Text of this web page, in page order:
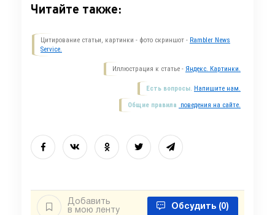
Читайте также:
Цитирование статьи, картинки - фото скриншот - Rambler News
Service.
Иллюстрация к статье - Яндекс. Картинки.
Есть вопросы. Напишите нам.
Общие правила поведения на сайте.
Добавить
в мою ленту
Обсудить (0)